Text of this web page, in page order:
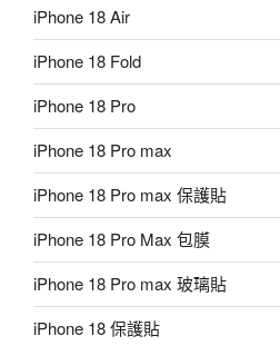
iPhone 18 Air
iPhone 18 Fold
iPhone 18 Pro
iPhone 18 Pro max
iPhone 18 Pro max 保護貼
iPhone 18 Pro Max 包膜
iPhone 18 Pro max 玻璃貼
iPhone 18 保護貼